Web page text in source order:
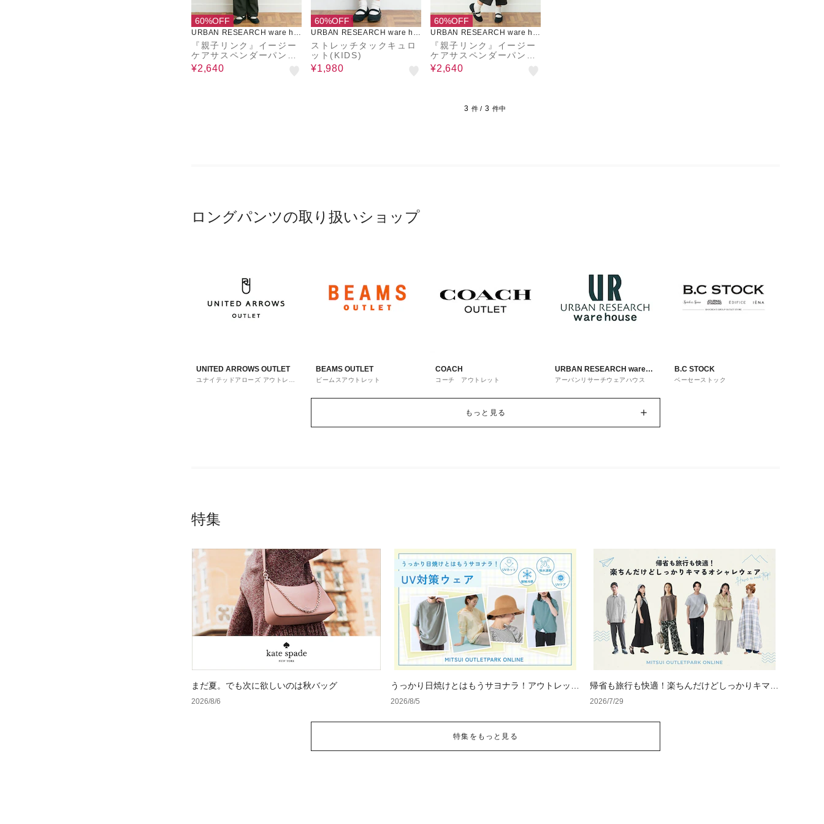
60%OFF
URBAN RESEARCH ware ho
use
『親子リンク』イージー
ケアサスペンダーパンツ
(KIDS)
¥2,640
60%OFF
URBAN RESEARCH ware ho
use
ストレッチタックキュロ
ット(KIDS)
¥1,980
60%OFF
URBAN RESEARCH ware ho
use
『親子リンク』イージー
ケアサスペンダーパンツ
(KIDS)
¥2,640
3 件 / 3 件中
ロングパンツの取り扱いショップ
UNITED ARROWS OUTLET
ユナイテッドアローズ アウトレッ
BEAMS OUTLET
ビームスアウトレット
COACH
コーチ アウトレット
URBAN RESEARCH ware
house
アーバンリサーチウェアハウス
B.C STOCK
ベーセーストック
もっと見る
特集
まだ夏。でも次に欲しいのは秋バッグ
2026/8/6
うっかり日焼けとはもうサヨナラ！アウトレット
で見つけるUV対策ウェア
2026/8/5
帰省も旅行も快適！楽ちんだけどしっかりキマる
オシャレウェア特集
2026/7/29
特集をもっと見る